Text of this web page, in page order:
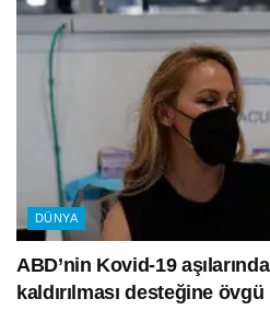
DÜNYA
ABD’nin Kovid-19
kaldırılması desteğine övgü